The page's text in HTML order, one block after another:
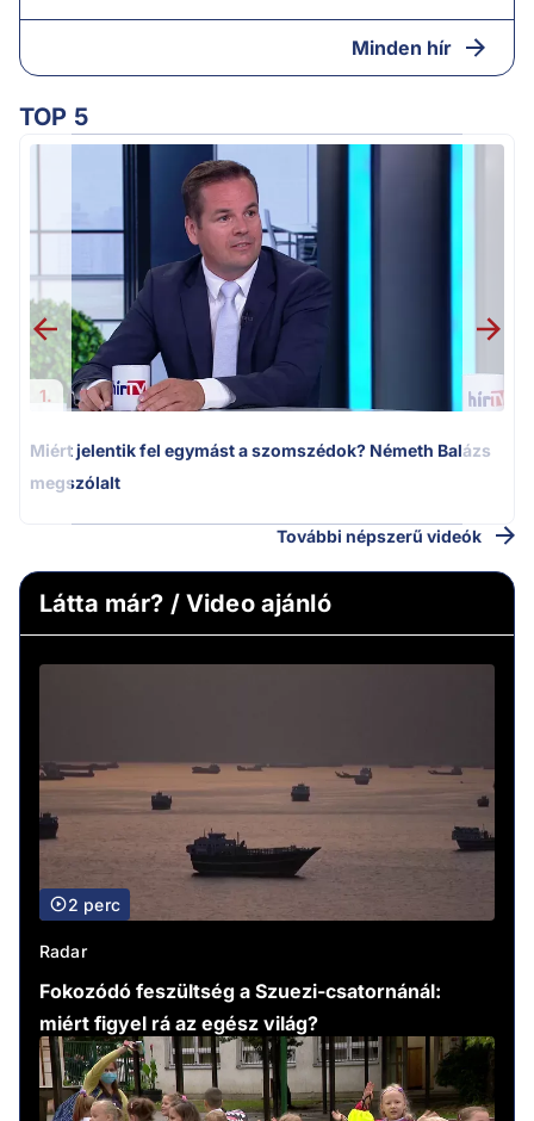
Minden hír
TOP 5
1.
Miért jelentik fel egymást a szomszédok? Németh Balázs
megszólalt
További népszerű videók
Látta már? / Video ajánló
2 perc
Radar
Fokozódó feszültség a Szuezi-csatornánál:
miért figyel rá az egész világ?